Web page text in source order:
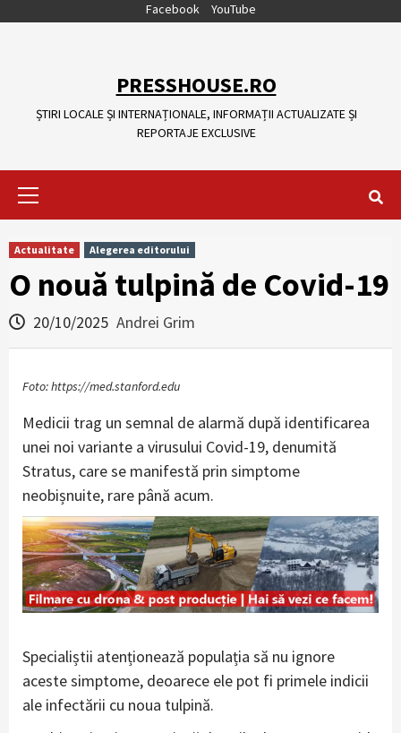
Facebook YouTube
PRESSHOUSE.RO
ȘTIRI LOCALE ȘI INTERNAȚIONALE, INFORMAȚII ACTUALIZATE ȘI
REPORTAJE EXCLUSIVE
Actualitate Alegerea editorului
O nouă tulpină de Covid-19
20/10/2025 Andrei Grim
Foto: https://med.stanford.edu
Medicii trag un semnal de alarmă după identificarea
unei noi variante a virusului Covid-19, denumită
Stratus, care se manifestă prin simptome
neobișnuite, rare până acum.
Specialiștii atenționează populația să nu ignore
aceste simptome, deoarece ele pot fi primele indicii
ale infectării cu noua tulpină.